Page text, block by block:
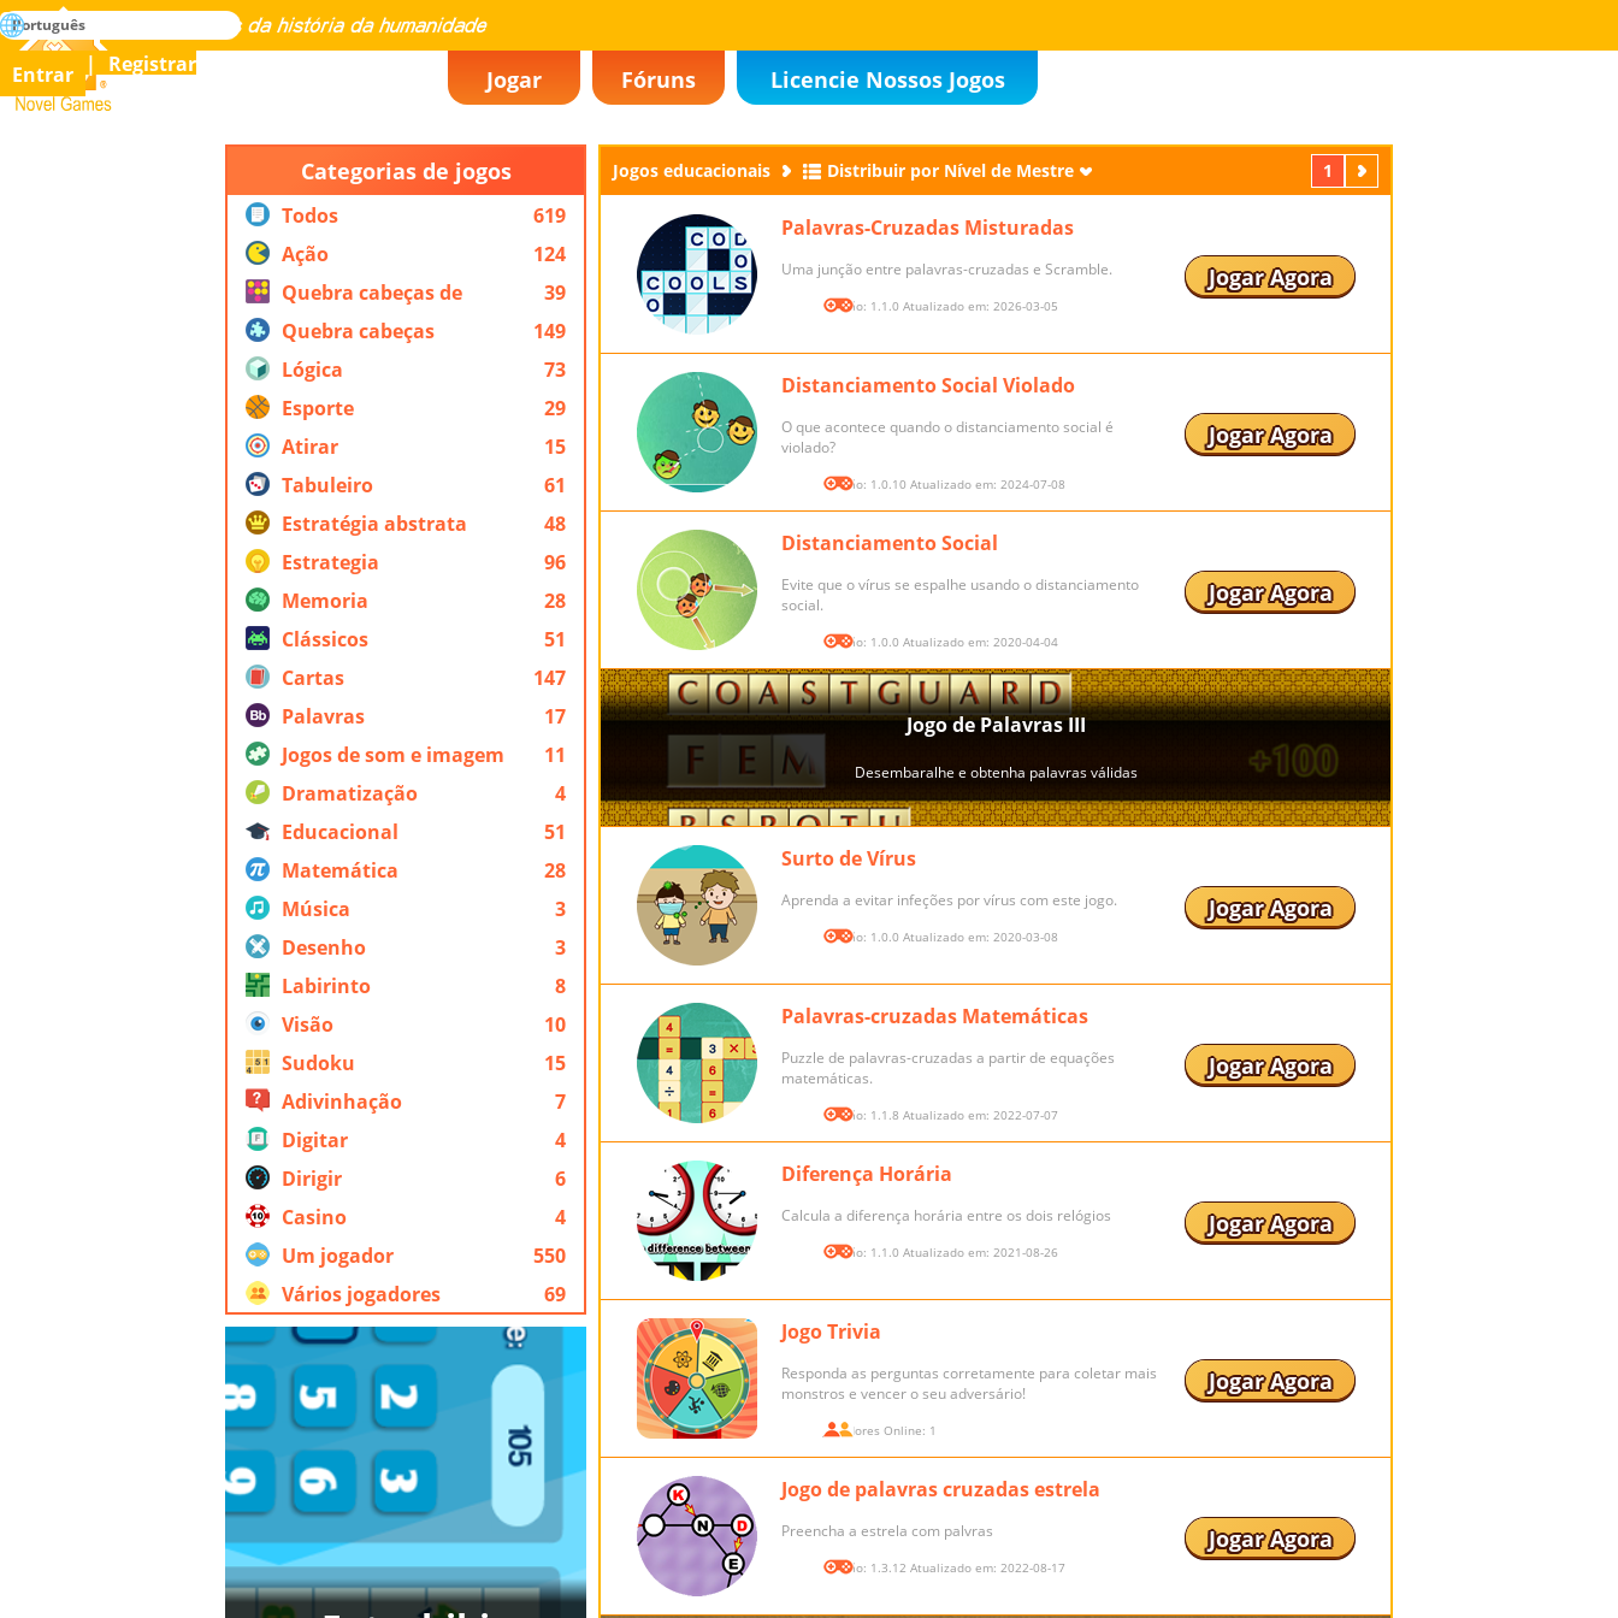
Novel Games
Dominar todos os jogos da história da humanidade
buscar
Jogar Fóruns Licencie Nossos Jogos
Entrar Registrar
Português
Categorias de jogos
Todos
619
Ação
124
Quebra cabeças de
ação
39
Quebra cabeças
149
Lógica
73
Esporte
29
Atirar
15
Tabuleiro
61
Estratégia abstrata
48
Estrategia
96
Memoria
28
Clássicos
51
Cartas
147
Palavras
17
Jogos de som e imagem
11
Dramatização
4
Educacional
51
Matemática
28
Música
3
Desenho
3
Labirinto
8
Visão
10
Sudoku
15
Adivinhação
7
Digitar
4
Dirigir
6
Casino
4
Um jogador
550
Vários jogadores
69
Jogos educacionais Distribuir por Nível de Mestre 1 Próximo
Palavras-Cruzadas Misturadas
Uma junção entre palavras-cruzadas e Scramble.
Versão: 1.1.0 Atualizado em: 2026-03-05
Jogar Agora
Distanciamento Social Violado
O que acontece quando o distanciamento social é
violado?
Versão: 1.0.10 Atualizado em: 2024-07-08
Jogar Agora
Distanciamento Social
Evite que o vírus se espalhe usando o distanciamento
social.
Versão: 1.0.0 Atualizado em: 2020-04-04
Jogar Agora
Surto de Vírus
Aprenda a evitar infeções por vírus com este jogo.
Versão: 1.0.0 Atualizado em: 2020-03-08
Jogar Agora
Palavras-cruzadas Matemáticas
Puzzle de palavras-cruzadas a partir de equações
matemáticas.
Versão: 1.1.8 Atualizado em: 2022-07-07
Jogar Agora
Diferença Horária
Calcula a diferença horária entre os dois relógios
Versão: 1.1.0 Atualizado em: 2021-08-26
Jogar Agora
Jogo Trivia
Responda as perguntas corretamente para coletar mais
monstros e vencer o seu adversário!
Jogadores Online: 1
Jogar Agora
Jogo de palavras cruzadas estrela
Preencha a estrela com palvras
Versão: 1.3.12 Atualizado em: 2022-08-17
Jogar Agora